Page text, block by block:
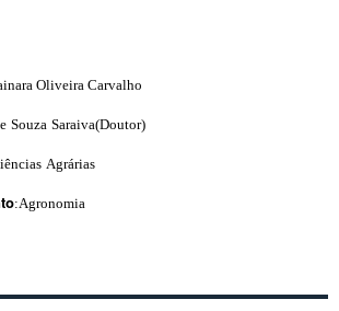
Oliveira Carvalho
Souza Saraiva(Doutor)
Agrárias
:Agronomia